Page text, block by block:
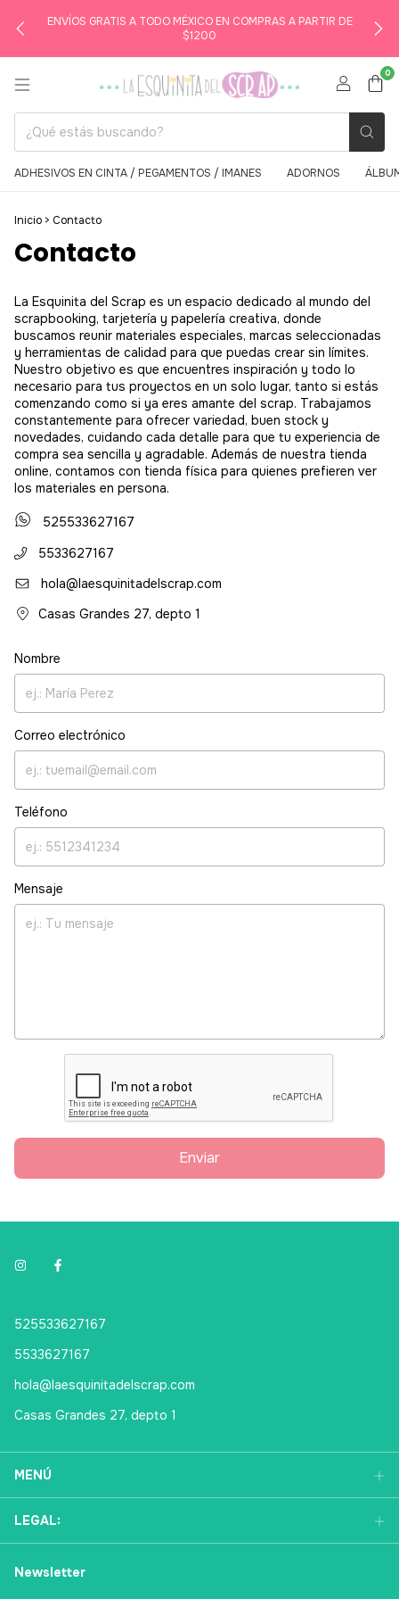
ENVÍOS GRATIS A TODO MÉXICO EN COMPRAS A PARTIR DE
$1200
0
ADHESIVOS EN CINTA / PEGAMENTOS / IMANES ADORNOS
Inicio > Contacto
Contacto
La Esquinita del Scrap es un espacio dedicado al mundo del
scrapbooking, tarjetería y papelería creativa, donde
buscamos reunir materiales especiales, marcas seleccionadas
y herramientas de calidad para que puedas crear sin límites.
Nuestro objetivo es que encuentres inspiración y todo lo
necesario para tus proyectos en un solo lugar, tanto si estás
comenzando como si ya eres amante del scrap. Trabajamos
constantemente para ofrecer variedad, buen stock y
novedades, cuidando cada detalle para que tu experiencia de
compra sea sencilla y agradable. Además de nuestra tienda
online, contamos con tienda física para quienes prefieren ver
los materiales en persona.
525533627167
5533627167
hola@laesquinitadelscrap.com
Casas Grandes 27, depto 1
Nombre
Correo electrónico
Teléfono
Mensaje
Enviar
525533627167
5533627167
hola@laesquinitadelscrap.com
Casas Grandes 27, depto 1
MENÚ
LEGAL:
Newsletter